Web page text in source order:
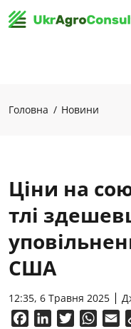
Головна Новини
Ціни на
тлі
США
12:35, 6 Травня 2025
FacebookLinkedInTwitter